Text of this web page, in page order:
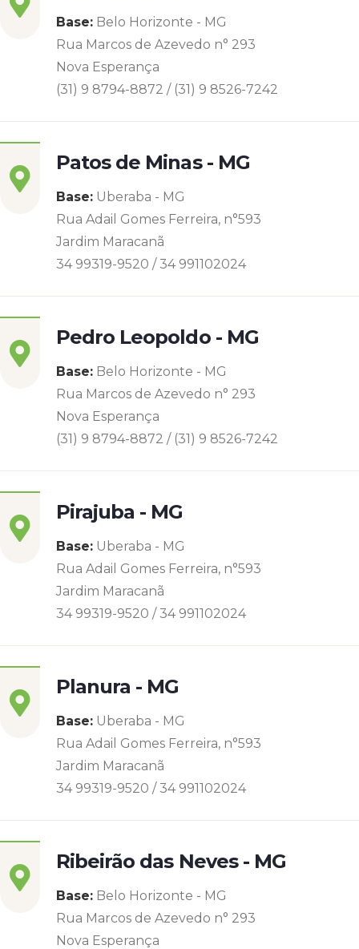
Base: Belo Horizonte - MG
Rua Marcos de Azevedo n° 293
Nova Esperança
(31) 9 8794-8872 / (31) 9 8526-7242
Patos de Minas - MG
Base: Uberaba - MG
Rua Adail Gomes Ferreira, n°593
Jardim Maracanã
34 99319-9520 / 34 991102024
Pedro Leopoldo - MG
Base: Belo Horizonte - MG
Rua Marcos de Azevedo n° 293
Nova Esperança
(31) 9 8794-8872 / (31) 9 8526-7242
Pirajuba - MG
Base: Uberaba - MG
Rua Adail Gomes Ferreira, n°593
Jardim Maracanã
34 99319-9520 / 34 991102024
Planura - MG
Base: Uberaba - MG
Rua Adail Gomes Ferreira, n°593
Jardim Maracanã
34 99319-9520 / 34 991102024
Ribeirão das Neves - MG
Base: Belo Horizonte - MG
Rua Marcos de Azevedo n° 293
Nova Esperança